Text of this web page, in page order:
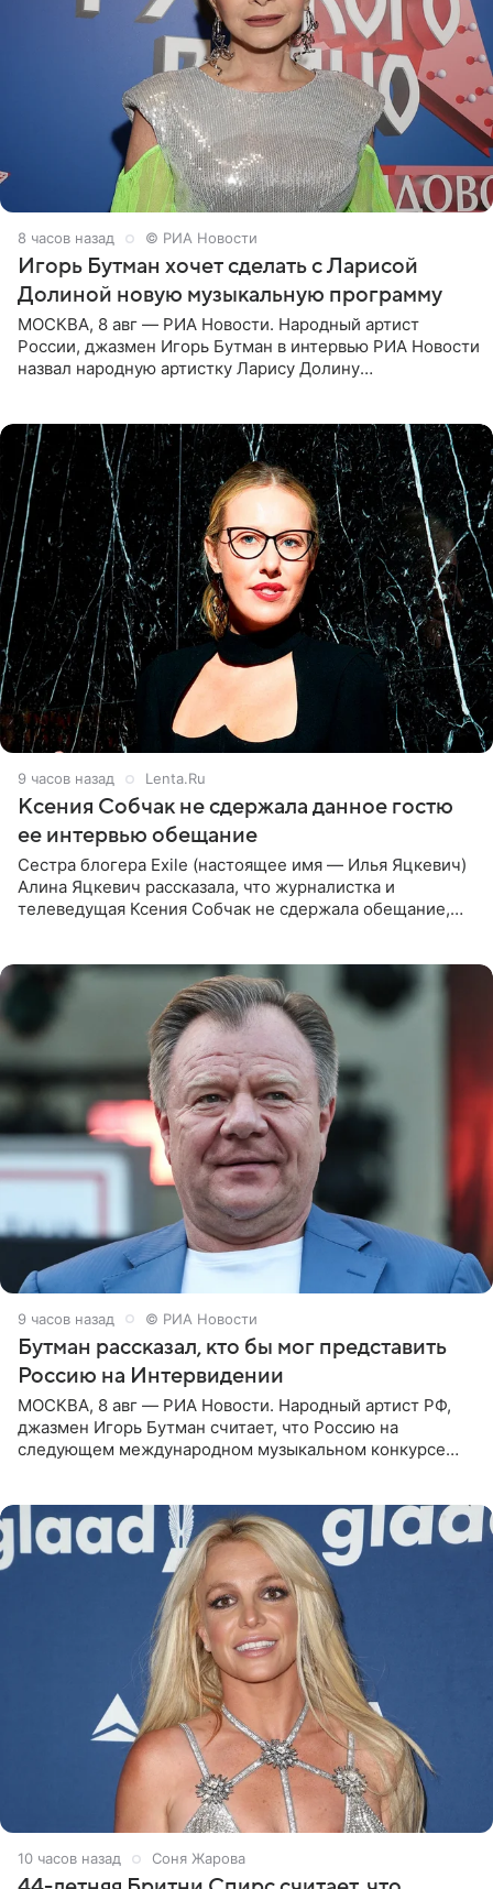
8 часов назад © РИА Новости
Игорь Бутман хочет сделать с Ларисой
Долиной новую музыкальную программу
МОСКВА, 8 авг — РИА Новости. Народный артист
России, джазмен Игорь Бутман в интервью РИА Новости
назвал народную артистку Ларису Долину
9 часов назад Lenta.Ru
Ксения Собчак не сдержала данное гостю
ее интервью обещание
Сестра блогера Exile (настоящее имя — Илья Яцкевич)
Алина Яцкевич рассказала, что журналистка и
телеведущая Ксения Собчак не сдержала обещание,
9 часов назад © РИА Новости
Бутман рассказал, кто бы мог представить
Россию на Интервидении
МОСКВА, 8 авг — РИА Новости. Народный артист РФ,
джазмен Игорь Бутман считает, что Россию на
следующем международном музыкальном конкурсе
10 часов назад Соня Жарова